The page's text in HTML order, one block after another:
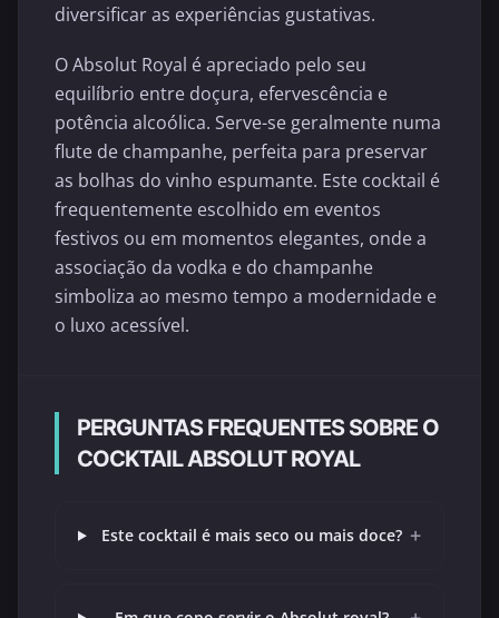
diversificar as experiências gustativas.
O Absolut Royal é apreciado pelo seu
equilíbrio entre doçura, efervescência e
potência alcoólica. Serve-se geralmente numa
flute de champanhe, perfeita para preservar
as bolhas do vinho espumante. Este cocktail é
frequentemente escolhido em eventos
festivos ou em momentos elegantes, onde a
associação da vodka e do champanhe
simboliza ao mesmo tempo a modernidade e
o luxo acessível.
PERGUNTAS FREQUENTES SOBRE O
COCKTAIL ABSOLUT ROYAL
Este cocktail é mais seco ou mais doce? +